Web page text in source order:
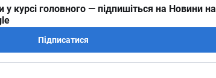
курсі головного — підпишіться на Новини на
Підписатися